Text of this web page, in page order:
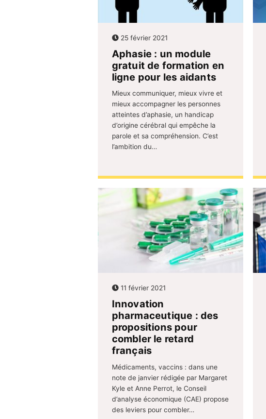
25 février 2021
Aphasie : un module
gratuit de formation en
ligne pour les aidants
Mieux communiquer, mieux vivre et
mieux accompagner les personnes
atteintes d’aphasie, un handicap
d’origine cérébral qui empêche la
parole et sa compréhension. C’est
l’ambition du…
11 février 2021
Innovation
pharmaceutique : des
propositions pour
combler le retard
français
Médicaments, vaccins : dans une
note de janvier rédigée par Margaret
Kyle et Anne Perrot, le Conseil
d’analyse économique (CAE) propose
des leviers pour combler…